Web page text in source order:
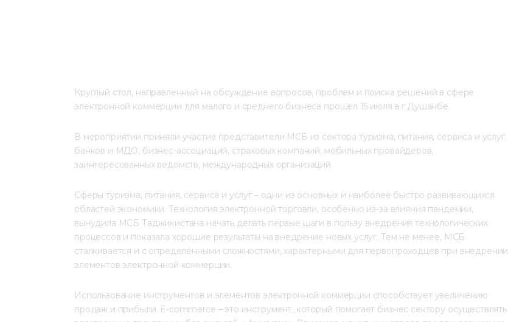
Круглый стол, направленный на обсуждение вопросов, проблем и поиска решений в сфере
электронной коммерции для малого и среднего бизнеса прошел 15 июля в г.Душанбе.
В мероприятии приняли участие представители МСБ из сектора туризма, питания, сервиса и услуг,
банков и МДО, бизнес-ассоциаций, страховых компаний, мобильных провайдеров,
заинтересованных ведомств, международных организаций.
Сферы туризма, питания, сервиса и услуг – одни из основных и наиболее быстро развивающихся
областей экономики. Технология электронной торговли, особенно из-за влияния пандемии,
вынудила МСБ Таджикистана начать делать первые шаги в пользу внедрения технологических
процессов и показала хорошие результаты на внедрение новых услуг. Тем не менее, МСБ
сталкивается и с определёнными сложностями, характерными для первопроходцев при внедрении
элементов электронной коммерции.
Использование инструментов и элементов электронной коммерции способствует увеличению
продаж и прибыли. E-commerce – это инструмент, который помогает бизнес сектору осуществлять